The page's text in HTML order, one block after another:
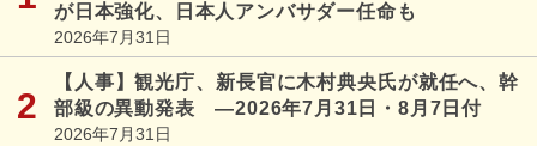
が日本強化、日本人アンバサダー任命も
2026年7月31日
【人事】観光庁、新長官に木村典央氏が就任へ、幹
部級の異動発表 ―2026年7月31日・8月7日付
2026年7月31日